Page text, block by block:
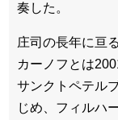
奏した。
庄司の長年に亘
カーノフとは
サンクトペテル
じめ、フィルハ